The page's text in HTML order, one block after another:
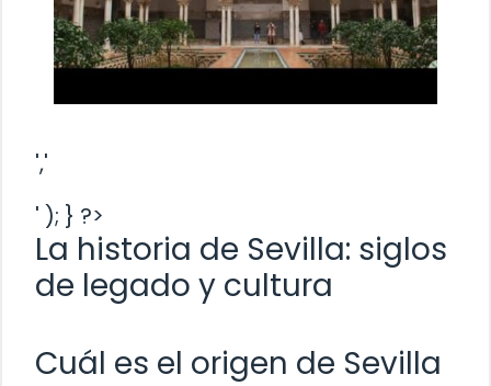
','
' ); } ?>
La historia de Sevilla: siglos
de legado y cultura
Cuál es el origen de Sevilla